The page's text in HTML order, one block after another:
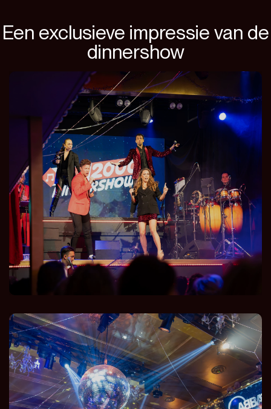
Een exclusieve impressie van de
dinnershow